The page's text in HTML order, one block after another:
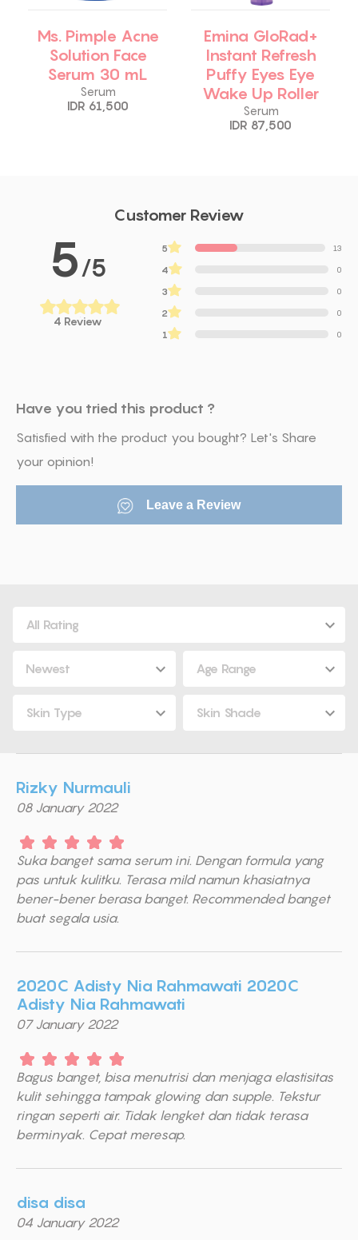
Ms. Pimple Acne
Solution Face
Serum 30 mL
Serum
IDR 61,500
Emina GloRad+
Instant Refresh
Puffy Eyes Eye
Wake Up Roller
Serum
IDR 87,500
Customer Review
5/5
4 Review
5 13
4 0
3 0
2 0
1 0
Have you tried this product ?
Satisfied with the product you bought? Let's Share
your opinion!
Leave a Review
All Rating
Newest Age Range
Skin Type Skin Shade
Rizky Nurmauli
08 January 2022
Suka banget sama serum ini. Dengan formula yang
pas untuk kulitku. Terasa mild namun khasiatnya
bener-bener berasa banget. Recommended banget
buat segala usia.
2020C Adisty Nia Rahmawati 2020C
Adisty Nia Rahmawati
07 January 2022
Bagus banget, bisa menutrisi dan menjaga elastisitas
kulit sehingga tampak glowing dan supple. Tekstur
ringan seperti air. Tidak lengket dan tidak terasa
berminyak. Cepat meresap.
disa disa
04 January 2022